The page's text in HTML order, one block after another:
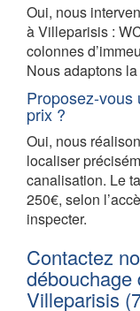
Oui, nous
à Villeparisis :
colonnes
Nous adaptons
Proposez-vous
prix ?
Oui, nous
localiser
canalisation. Le
250€, selon
inspecter.
Contactez
débouchage
Villeparisis